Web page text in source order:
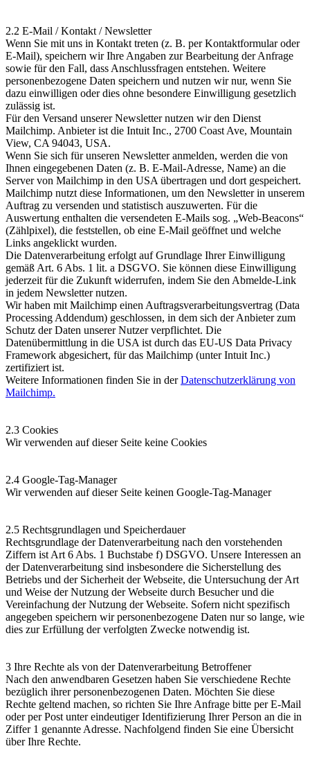
2.2 E-Mail / Kontakt / Newsletter
Wenn Sie mit uns in Kontakt treten (z. B. per Kontaktformular oder
E-Mail), speichern wir Ihre Angaben zur Bearbeitung der Anfrage
sowie für den Fall, dass Anschlussfragen entstehen. Weitere
personenbezogene Daten speichern und nutzen wir nur, wenn Sie
dazu einwilligen oder dies ohne besondere Einwilligung gesetzlich
zulässig ist.
Für den Versand unserer Newsletter nutzen wir den Dienst
Mailchimp. Anbieter ist die Intuit Inc., 2700 Coast Ave, Mountain
View, CA 94043, USA.
Wenn Sie sich für unseren Newsletter anmelden, werden die von
Ihnen eingegebenen Daten (z. B. E-Mail-Adresse, Name) an die
Server von Mailchimp in den USA übertragen und dort gespeichert.
Mailchimp nutzt diese Informationen, um den Newsletter in unserem
Auftrag zu versenden und statistisch auszuwerten. Für die
Auswertung enthalten die versendeten E-Mails sog. „Web-Beacons“
(Zählpixel), die feststellen, ob eine E-Mail geöffnet und welche
Links angeklickt wurden.
Die Datenverarbeitung erfolgt auf Grundlage Ihrer Einwilligung
gemäß Art. 6 Abs. 1 lit. a DSGVO. Sie können diese Einwilligung
jederzeit für die Zukunft widerrufen, indem Sie den Abmelde-Link
in jedem Newsletter nutzen.
Wir haben mit Mailchimp einen Auftragsverarbeitungsvertrag (Data
Processing Addendum) geschlossen, in dem sich der Anbieter zum
Schutz der Daten unserer Nutzer verpflichtet. Die
Datenübermittlung in die USA ist durch das EU-US Data Privacy
Framework abgesichert, für das Mailchimp (unter Intuit Inc.)
zertifiziert ist.
Weitere Informationen finden Sie in derDatenschutzerklärung von
Mailchimp.
2.3 Cookies
Wir verwenden auf dieser Seite keine Cookies
2.4 Google-Tag-Manager
Wir verwenden auf dieser Seite keinen Google-Tag-Manager
2.5 Rechtsgrundlagen und Speicherdauer
Rechtsgrundlage der Datenverarbeitung nach den vorstehenden
Ziffern ist Art 6 Abs. 1 Buchstabe f) DSGVO. Unsere Interessen an
der Datenverarbeitung sind insbesondere die Sicherstellung des
Betriebs und der Sicherheit der Webseite, die Untersuchung der Art
und Weise der Nutzung der Webseite durch Besucher und die
Vereinfachung der Nutzung der Webseite. Sofern nicht spezifisch
angegeben speichern wir personenbezogene Daten nur so lange, wie
dies zur Erfüllung der verfolgten Zwecke notwendig ist.
3 Ihre Rechte als von der Datenverarbeitung Betroffener
Nach den anwendbaren Gesetzen haben Sie verschiedene Rechte
bezüglich ihrer personenbezogenen Daten. Möchten Sie diese
Rechte geltend machen, so richten Sie Ihre Anfrage bitte per E-Mail
oder per Post unter eindeutiger Identifizierung Ihrer Person an die in
Ziffer 1 genannte Adresse. Nachfolgend finden Sie eine Übersicht
über Ihre Rechte.